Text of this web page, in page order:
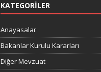
KATEGORILER
Anayasalar
Bakanlar Kurulu Kararları
Diğer Mevzuat